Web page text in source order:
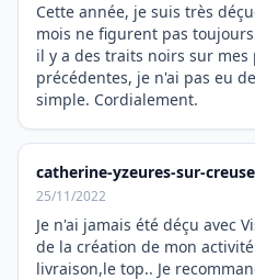
Cette année, je suis très
mois ne figurent pas
il y a des traits noirs sur mes
précédentes, je n'ai pas eu
simple. Cordialement.
catherine-yzeures-sur-
25/11/2022
Je n'ai jamais été déçu avec
de la création de mon
livraison,le top.. Je